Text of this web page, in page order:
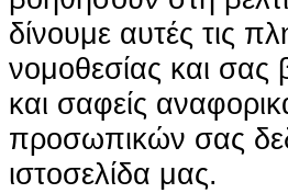
δίνουμε αυτές τις
νομοθεσίας και σας
και σαφείς
προσωπικών σας
ιστοσελίδα μας.